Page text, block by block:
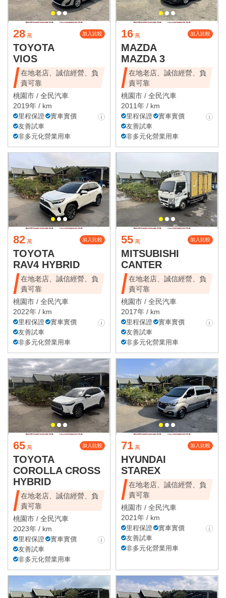
28 萬 加入比較
TOYOTA
VIOS
在地老店、誠信經營、負
責可靠
桃園市 / 全民汽車
2019年 / km
里程保證
實車實價
友善試車
非多元化營業用車
16 萬 加入比較
MAZDA
MAZDA 3
在地老店、誠信經營、負
責可靠
桃園市 / 全民汽車
2011年 / km
里程保證
實車實價
友善試車
非多元化營業用車
82 萬 加入比較
TOYOTA
RAV4 HYBRID
在地老店、誠信經營、負
責可靠
桃園市 / 全民汽車
2022年 / km
里程保證
實車實價
友善試車
非多元化營業用車
55 萬 加入比較
MITSUBISHI
CANTER
在地老店、誠信經營、負
責可靠
桃園市 / 全民汽車
2017年 / km
里程保證
實車實價
友善試車
非多元化營業用車
65 萬 加入比較
TOYOTA
COROLLA CROSS
HYBRID
在地老店、誠信經營、負
責可靠
桃園市 / 全民汽車
2023年 / km
里程保證
實車實價
友善試車
非多元化營業用車
71 萬 加入比較
HYUNDAI
STAREX
在地老店、誠信經營、負
責可靠
桃園市 / 全民汽車
2021年 / km
里程保證
實車實價
友善試車
非多元化營業用車